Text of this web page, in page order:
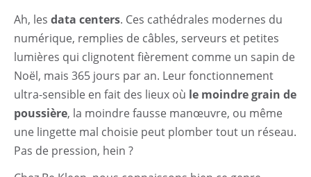
Ah, les data centers. Ces cathédrales modernes du
numérique, remplies de câbles, serveurs et petites
lumières qui clignotent fièrement comme un sapin de
Noël, mais 365 jours par an. Leur fonctionnement
ultra-sensible en fait des lieux où le moindre grain de
poussière, la moindre fausse manœuvre, ou même
une lingette mal choisie peut plomber tout un réseau.
Pas de pression, hein ?
Accueil
Entretien Récurrent
Nettoyage de chantier